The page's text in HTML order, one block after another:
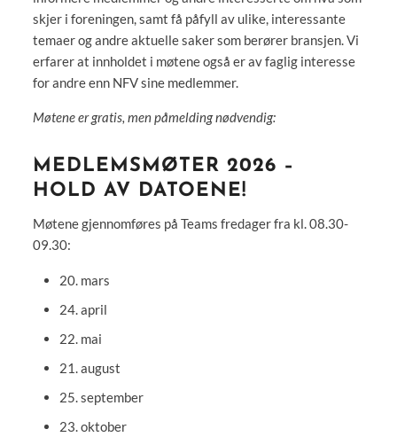
skjer i foreningen, samt få påfyll av ulike, interessante
temaer og andre aktuelle saker som berører bransjen. Vi
erfarer at innholdet i møtene også er av faglig interesse
for andre enn NFV sine medlemmer.
Møtene er gratis, men påmelding nødvendig:
MEDLEMSMØTER 2026 –
HOLD AV DATOENE!
Møtene gjennomføres på Teams fredager fra kl. 08.30-
09.30:
20. mars
24. april
22. mai
21. august
25. september
23. oktober